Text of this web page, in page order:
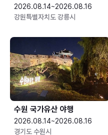
2026.08.14~2026.08.16
강원특별자치도 강릉시
수원 국가유산 야행
2026.08.14~2026.08.16
경기도 수원시